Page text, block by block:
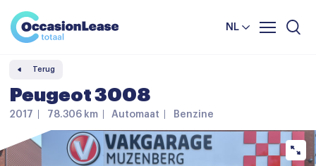
NL
Leasevoorwaarden
Veelgestelde vragen
Nieuws en tips
Over ons
Vergelijker
Terug
Peugeot 3008
2017 78.306 km Automaat Benzine